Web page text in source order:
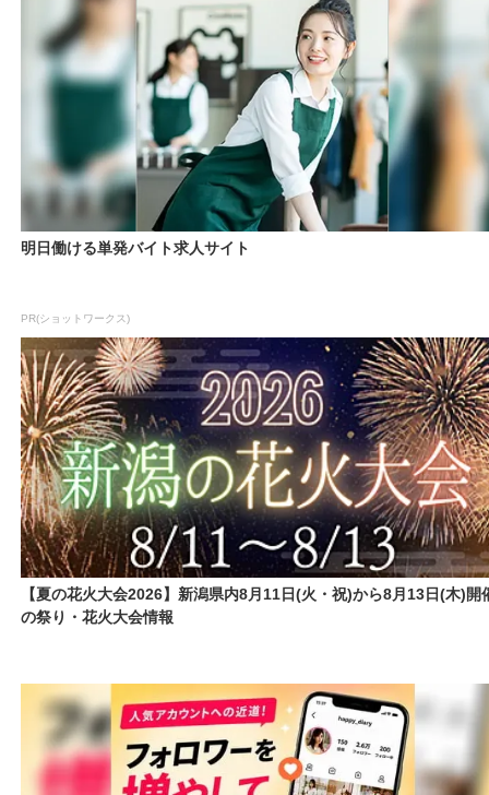
明日働ける単発バイト求人サイト
PR(ショットワークス)
【夏の花火大会2026】新潟県内8月11日(火・祝)から8月13日(木)開
の祭り・花火大会情報